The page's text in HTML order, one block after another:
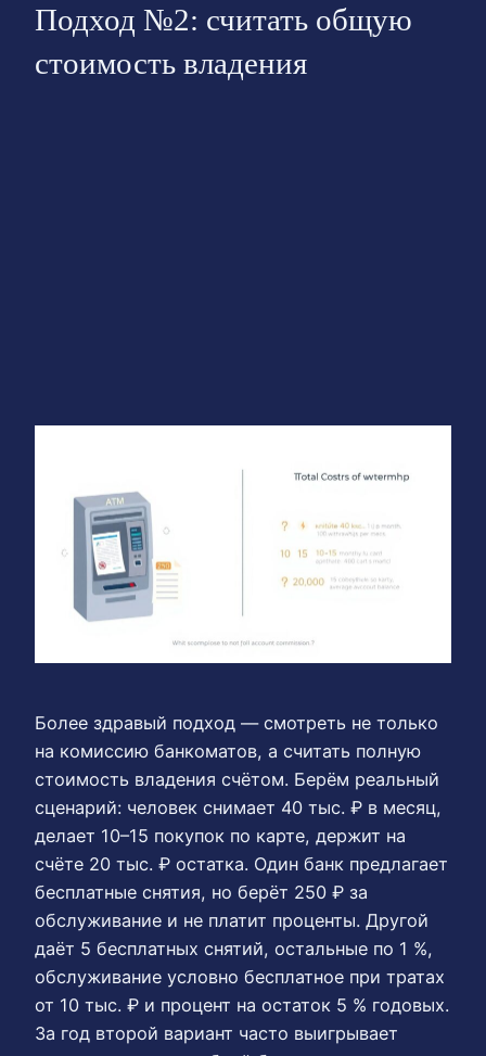
Подход №2: считать общую
стоимость владения
Более здравый подход — смотреть не только
на комиссию банкоматов, а считать полную
стоимость владения счётом. Берём реальный
сценарий: человек снимает 40 тыс. ₽ в месяц,
делает 10–15 покупок по карте, держит на
счёте 20 тыс. ₽ остатка. Один банк предлагает
бесплатные снятия, но берёт 250 ₽ за
обслуживание и не платит проценты. Другой
даёт 5 бесплатных снятий, остальные по 1 %,
обслуживание условно бесплатное при тратах
от 10 тыс. ₽ и процент на остаток 5 % годовых.
За год второй вариант часто выигрывает